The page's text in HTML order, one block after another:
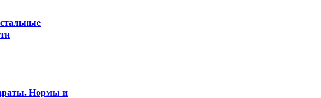
Нормы и